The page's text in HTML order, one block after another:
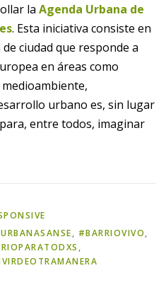
la Agenda Urbana de
. Esta iniciativa consiste en
ciudad que responde a
en áreas como
urbano es, sin lugar
entre todos, imaginar
, #BARRIOVIVO,
,